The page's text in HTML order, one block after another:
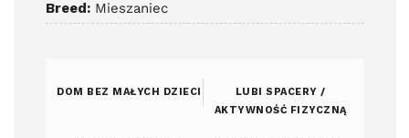
Breed: Mieszaniec
DOM BEZ MAŁYCH DZIECI
LUBI SPACERY /
AKTYWNOŚĆ FIZYCZNĄ